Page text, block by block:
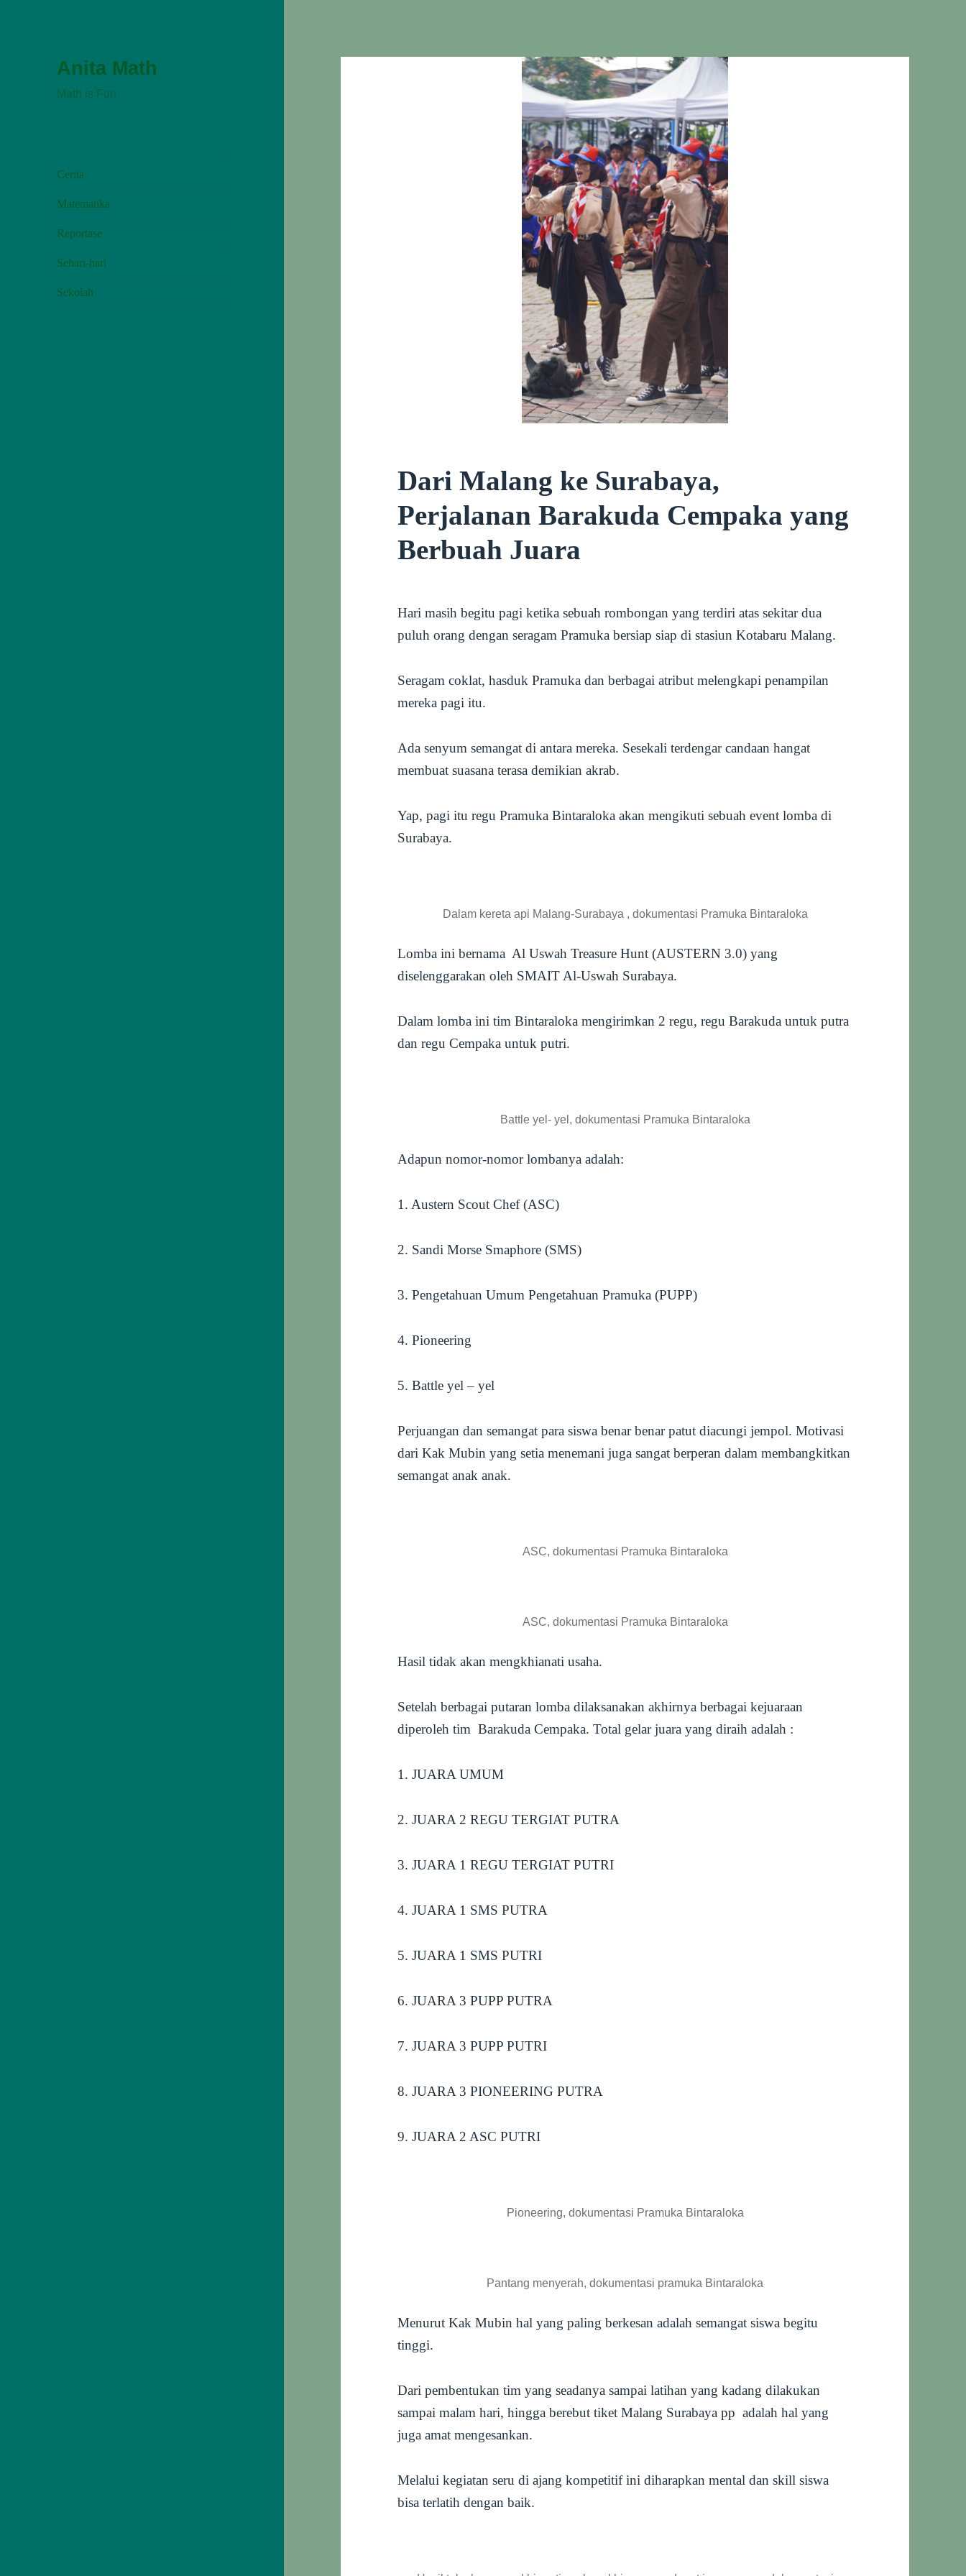
Anita Math
Math is Fun
Cerita
Matematika
Reportase
Sehari-hari
Sekolah
Dari Malang ke Surabaya,
Perjalanan Barakuda Cempaka yang
Berbuah Juara
Hari masih begitu pagi ketika sebuah rombongan yang terdiri atas sekitar dua
puluh orang dengan seragam Pramuka bersiap siap di stasiun Kotabaru Malang.
Seragam coklat, hasduk Pramuka dan berbagai atribut melengkapi penampilan
mereka pagi itu.
Ada senyum semangat di antara mereka. Sesekali terdengar candaan hangat
membuat suasana terasa demikian akrab.
Yap, pagi itu regu Pramuka Bintaraloka akan mengikuti sebuah event lomba di
Surabaya.
Dalam kereta api Malang-Surabaya , dokumentasi Pramuka Bintaraloka
Lomba ini bernama Al Uswah Treasure Hunt (AUSTERN 3.0) yang
diselenggarakan oleh SMAIT Al-Uswah Surabaya.
Dalam lomba ini tim Bintaraloka mengirimkan 2 regu, regu Barakuda untuk putra
dan regu Cempaka untuk putri.
Battle yel- yel, dokumentasi Pramuka Bintaraloka
Adapun nomor-nomor lombanya adalah:
1. Austern Scout Chef (ASC)
2. Sandi Morse Smaphore (SMS)
3. Pengetahuan Umum Pengetahuan Pramuka (PUPP)
4. Pioneering
5. Battle yel – yel
Perjuangan dan semangat para siswa benar benar patut diacungi jempol. Motivasi
dari Kak Mubin yang setia menemani juga sangat berperan dalam membangkitkan
semangat anak anak.
ASC, dokumentasi Pramuka Bintaraloka
ASC, dokumentasi Pramuka Bintaraloka
Hasil tidak akan mengkhianati usaha.
Setelah berbagai putaran lomba dilaksanakan akhirnya berbagai kejuaraan
diperoleh tim Barakuda Cempaka. Total gelar juara yang diraih adalah :
1. JUARA UMUM
2. JUARA 2 REGU TERGIAT PUTRA
3. JUARA 1 REGU TERGIAT PUTRI
4. JUARA 1 SMS PUTRA
5. JUARA 1 SMS PUTRI
6. JUARA 3 PUPP PUTRA
7. JUARA 3 PUPP PUTRI
8. JUARA 3 PIONEERING PUTRA
9. JUARA 2 ASC PUTRI
Pioneering, dokumentasi Pramuka Bintaraloka
Pantang menyerah, dokumentasi pramuka Bintaraloka
Menurut Kak Mubin hal yang paling berkesan adalah semangat siswa begitu
tinggi.
Dari pembentukan tim yang seadanya sampai latihan yang kadang dilakukan
sampai malam hari, hingga berebut tiket Malang Surabaya pp adalah hal yang
juga amat mengesankan.
Melalui kegiatan seru di ajang kompetitif ini diharapkan mental dan skill siswa
bisa terlatih dengan baik.